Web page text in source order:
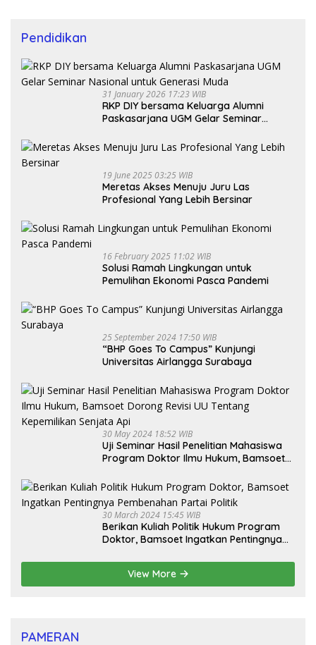
Pendidikan
31 January 2026 17:23 WIB
RKP DIY bersama Keluarga Alumni
Paskasarjana UGM Gelar Seminar
19 June 2025 03:25 WIB
Meretas Akses Menuju Juru Las
Profesional Yang Lebih Bersinar
16 February 2025 11:02 WIB
Solusi Ramah Lingkungan untuk
Pemulihan Ekonomi Pasca Pandemi
25 September 2024 17:50 WIB
“BHP Goes To Campus” Kunjungi
Universitas Airlangga Surabaya
30 May 2024 18:52 WIB
Uji Seminar Hasil Penelitian Mahasiswa
Program Doktor Ilmu Hukum, Bamsoet
Senjata Api
30 March 2024 15:45 WIB
Berikan Kuliah Politik Hukum Program
Doktor, Bamsoet Ingatkan Pentingnya
View More
PAMERAN